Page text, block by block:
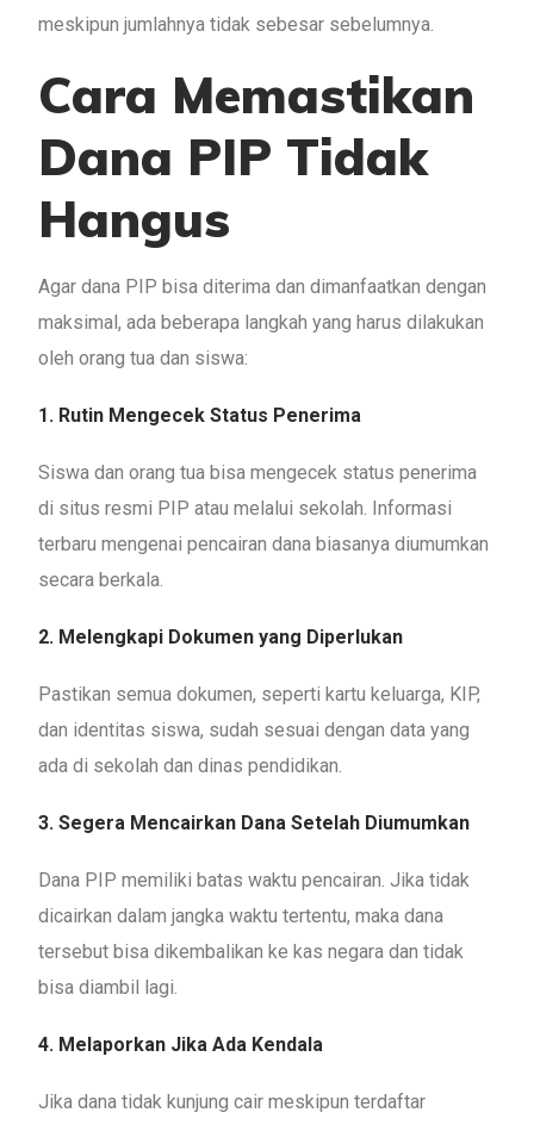
meskipun jumlahnya tidak sebesar sebelumnya.
Cara Memastikan
Dana PIP Tidak
Hangus
Agar dana PIP bisa diterima dan dimanfaatkan dengan
maksimal, ada beberapa langkah yang harus dilakukan
oleh orang tua dan siswa:
1. Rutin Mengecek Status Penerima
Siswa dan orang tua bisa mengecek status penerima
di situs resmi PIP atau melalui sekolah. Informasi
terbaru mengenai pencairan dana biasanya diumumkan
secara berkala.
2. Melengkapi Dokumen yang Diperlukan
Pastikan semua dokumen, seperti kartu keluarga, KIP,
dan identitas siswa, sudah sesuai dengan data yang
ada di sekolah dan dinas pendidikan.
3. Segera Mencairkan Dana Setelah Diumumkan
Dana PIP memiliki batas waktu pencairan. Jika tidak
dicairkan dalam jangka waktu tertentu, maka dana
tersebut bisa dikembalikan ke kas negara dan tidak
bisa diambil lagi.
4. Melaporkan Jika Ada Kendala
Jika dana tidak kunjung cair meskipun terdaftar